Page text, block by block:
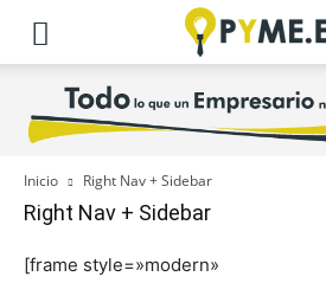
Inicio Right Nav + Sidebar
Right Nav + Sidebar
[frame style=»modern»